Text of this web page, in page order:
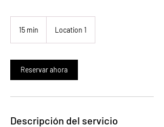
15 min
m
i
n
Location 1
Reservar ahora
Descripción del servicio